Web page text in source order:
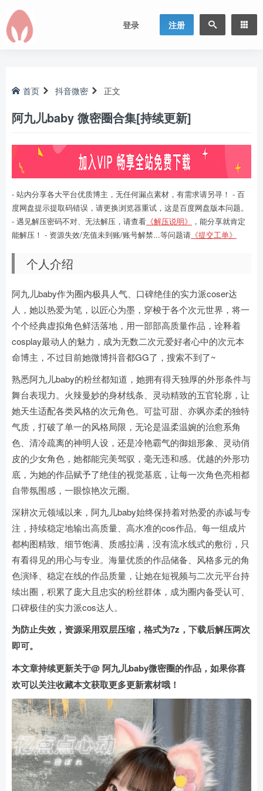
登录 注册
首页 抖音微密 正文
阿九儿baby 微密圈合集[持续更新]
- 站内分享各大平台优质博主，无任何漏点素材，有需求请另寻！ - 百
度网盘提示提取码错误，请更换浏览器重试，这是百度网盘版本问题。
- 遇见解压密码不对、无法解压，请查看 《解压说明》
，能分享就肯定
能解压！ - 资源失效/充值未到账/账号解禁...等问题请 《提交工单》
个人介绍
阿九儿baby作为圈内极具人气、口碑绝佳的实力派coser达
人，她以热爱为笔，以匠心为墨，穿梭于各个次元世界，将一
个个经典虚拟角色鲜活落地，用一部部高质量作品，诠释着
cosplay最动人的魅力，成为无数二次元爱好者心中的次元本
命博主，不过目前她微博抖音都GG了，搜索不到了~
熟悉阿九儿baby的粉丝都知道，她拥有得天独厚的外形条件与
舞台表现力。火辣曼妙的身材线条、灵动精致的五官轮廓，让
她天生适配各类风格的次元角色。可盐可甜、亦飒亦柔的独特
气质，打破了单一的风格局限，无论是温柔温婉的治愈系角
色、清冷疏离的神明人设，还是冷艳霸气的御姐形象、灵动俏
皮的少女角色，她都能完美驾驭，毫无违和感。优越的外形功
底，为她的作品赋予了绝佳的视觉基底，让每一次角色亮相都
自带氛围感，一眼惊艳次元圈。
深耕次元领域以来，阿九儿baby始终保持着对热爱的赤诚与专
注，持续稳定地输出高质量、高水准的cos作品。每一组成片
都构图精致、细节饱满、质感拉满，没有流水线式的敷衍，只
有看得见的用心与专业。海量优质的作品储备、风格多元的角
色演绎、稳定在线的作品质量，让她在短视频与二次元平台持
续出圈，积累了庞大且忠实的粉丝群体，成为圈内备受认可、
口碑极佳的实力派cos达人。
为防止失效，资源采用双层压缩，格式为7z，下载后解压两次
即可。
本文章持续更新关于@ 阿九儿baby微密圈的作品，如果你喜
欢可以关注收藏本文获取更多更新素材哦！